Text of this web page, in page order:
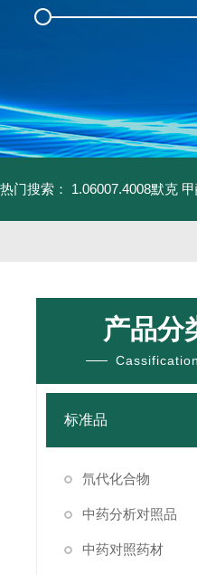
热门搜索： 1.06007.4008默克
产品分
Cassification
标准品
氘代化合物
中药分析对照品
中药对照药材